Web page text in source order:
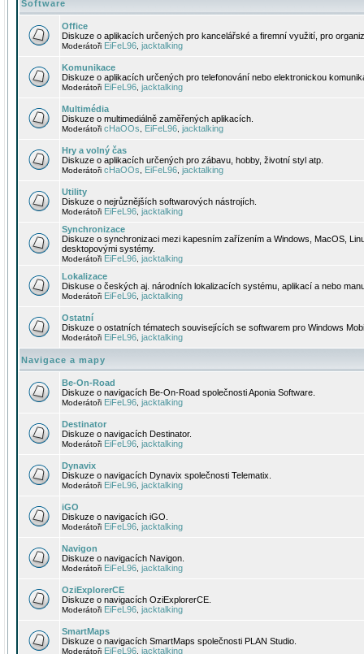
Software
Office
Diskuze o aplikacích určených pro kancelářské a firemní využití, pro
Moderátoři EiFeL96 jacktalking
Komunikace
Diskuze o aplikacích určených pro telefonování nebo elektronickou
Moderátoři EiFeL96 jacktalking
Multimédia
Diskuze o multimediálně zaměřených aplikacích.
Moderátoři cHaOOs EiFeL96 jacktalking
Hry a volný čas
Diskuze o aplikacích určených pro zábavu, hobby, životní styl atp.
Moderátoři cHaOOs EiFeL96 jacktalking
Utility
Diskuze o nejrůznějších softwarových nástrojích.
Moderátoři EiFeL96 jacktalking
Synchronizace
Diskuze o synchronizaci mezi kapesním zařízením a Windows, MacOS,
desktopovými systémy.
Moderátoři EiFeL96 jacktalking
Lokalizace
Diskuse o českých aj. národních lokalizacích systému, aplikací a nebo
Moderátoři EiFeL96 jacktalking
Ostatní
Diskuze o ostatních tématech souvisejících se softwarem pro Windows
Moderátoři EiFeL96 jacktalking
Navigace a mapy
Be-On-Road
Diskuze o navigacích Be-On-Road společnosti Aponia Software.
Moderátoři EiFeL96 jacktalking
Destinator
Diskuze o navigacích Destinator.
Moderátoři EiFeL96 jacktalking
Dynavix
Diskuze o navigacích Dynavix společnosti Telematix.
Moderátoři EiFeL96 jacktalking
iGO
Diskuze o navigacích iGO.
Moderátoři EiFeL96 jacktalking
Navigon
Diskuze o navigacích Navigon.
Moderátoři EiFeL96 jacktalking
OziExplorerCE
Diskuze o navigacích OziExplorerCE.
Moderátoři EiFeL96 jacktalking
SmartMaps
Diskuze o navigacích SmartMaps společnosti PLAN Studio.
Moderátoři EiFeL96 jacktalking